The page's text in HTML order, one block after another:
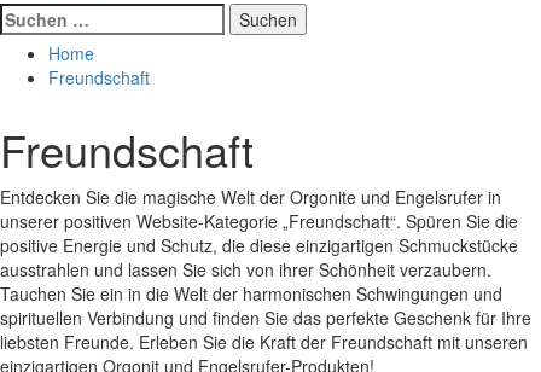
Suchen
nach:
Home
Freundschaft
Freundschaft
Entdecken Sie die magische Welt der Orgonite und Engelsrufer in
unserer positiven Website-Kategorie „Freundschaft“. Spüren Sie die
positive Energie und Schutz, die diese einzigartigen Schmuckstücke
ausstrahlen und lassen Sie sich von ihrer Schönheit verzaubern.
Tauchen Sie ein in die Welt der harmonischen Schwingungen und
spirituellen Verbindung und finden Sie das perfekte Geschenk für Ihre
liebsten Freunde. Erleben Sie die Kraft der Freundschaft mit unseren
einzigartigen Orgonit und Engelsrufer-Produkten!